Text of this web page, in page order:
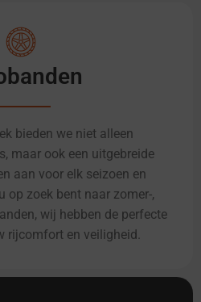
bieden we niet alleen
maar ook een uitgebreide
aan voor elk seizoen en
op zoek bent naar zomer-,
wij hebben de perfecte
rijcomfort en veiligheid.